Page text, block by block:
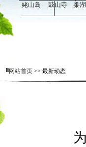
姥山岛
鼓山寺 巢
网站首页 >> 最新动态
为